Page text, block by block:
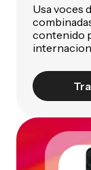
Usa voces
contenido